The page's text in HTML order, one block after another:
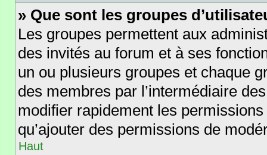
» Que sont les groupes
Les groupes permettent aux
des invités au forum et à ses
un ou plusieurs groupes et chaque
des membres par l’intermédiaire
modifier rapidement les
qu’ajouter des permissions de
Haut